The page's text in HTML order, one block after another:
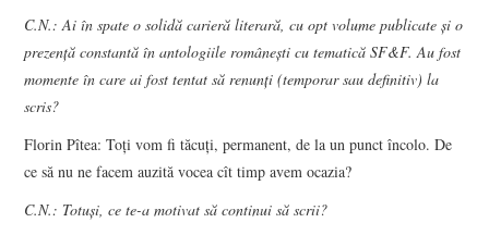
C.N.: Ai în spate o solidă carieră literară, cu opt volume publicate și o
prezență constantă în antologiile românești cu tematică SF&F. Au fost
momente în care ai fost tentat să renunți (temporar sau definitiv) la
scris?
Florin Pîtea: Toți vom fi tăcuți, permanent, de la un punct încolo. De
ce să nu ne facem auzită vocea cît timp avem ocazia?
C.N.: Totuși, ce te-a motivat să continui să scrii?